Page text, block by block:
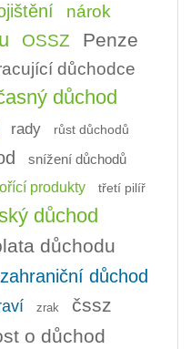
nárok
OSSZ Penze
důchodce
důchod
rady růst důchodů
snížení důchodů
produkty třetí pilíř
důchod
důchodu
zahraniční důchod
zrak čssz
o důchod